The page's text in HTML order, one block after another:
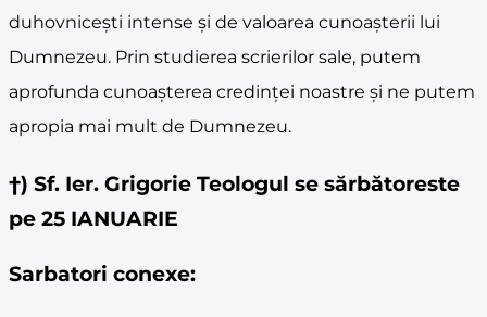
duhovnicești intense și de valoarea cunoașterii lui
Dumnezeu. Prin studierea scrierilor sale, putem
aprofunda cunoașterea credinței noastre și ne putem
apropia mai mult de Dumnezeu.
†) Sf. Ier. Grigorie Teologul se sărbătoreste
pe 25 IANUARIE
Sarbatori conexe: